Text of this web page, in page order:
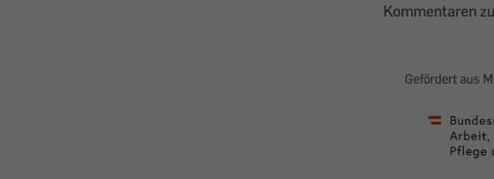
Kommentaren
Gefördert aus